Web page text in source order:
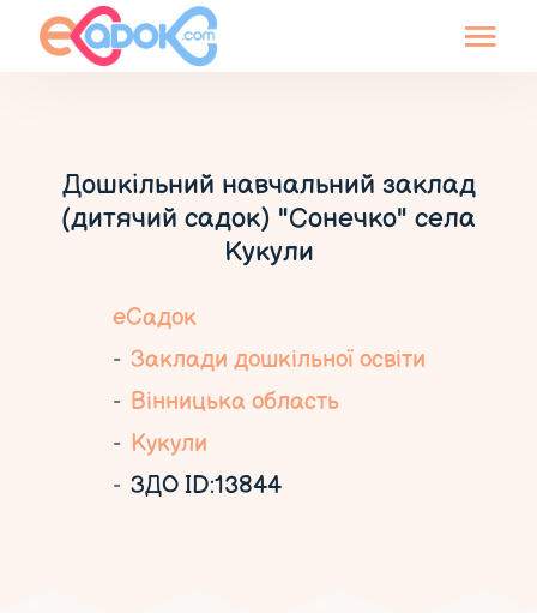
Дошкільний навчальний заклад
(дитячий садок) "Сонечко" села
Кукули
еСадок
Заклади дошкільної освіти
Вінницька область
Кукули
ЗДО ID:13844